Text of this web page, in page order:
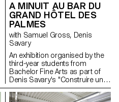
A MINUIT AU BAR DU
GRAND HÔTEL DES
PALMES
with Samuel Gross, Denis
Savary
An exhibition organised by the
third-year students from
Bachelor Fine Arts as part of
Denis Savary's "Construire un
feu" course. In collaboration
with the Ceramiche Fratantoni